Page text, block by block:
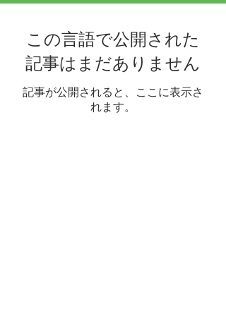
この言語で公開された
記事はまだありません
記事が公開されると、ここに表示さ
れます。